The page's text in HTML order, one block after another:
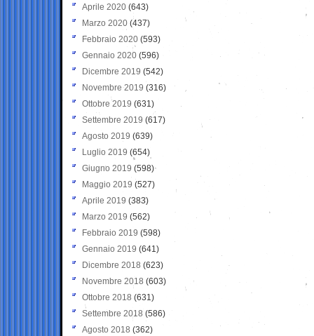
Aprile 2020 (643)
Marzo 2020 (437)
Febbraio 2020 (593)
Gennaio 2020 (596)
Dicembre 2019 (542)
Novembre 2019 (316)
Ottobre 2019 (631)
Settembre 2019 (617)
Agosto 2019 (639)
Luglio 2019 (654)
Giugno 2019 (598)
Maggio 2019 (527)
Aprile 2019 (383)
Marzo 2019 (562)
Febbraio 2019 (598)
Gennaio 2019 (641)
Dicembre 2018 (623)
Novembre 2018 (603)
Ottobre 2018 (631)
Settembre 2018 (586)
Agosto 2018 (362)